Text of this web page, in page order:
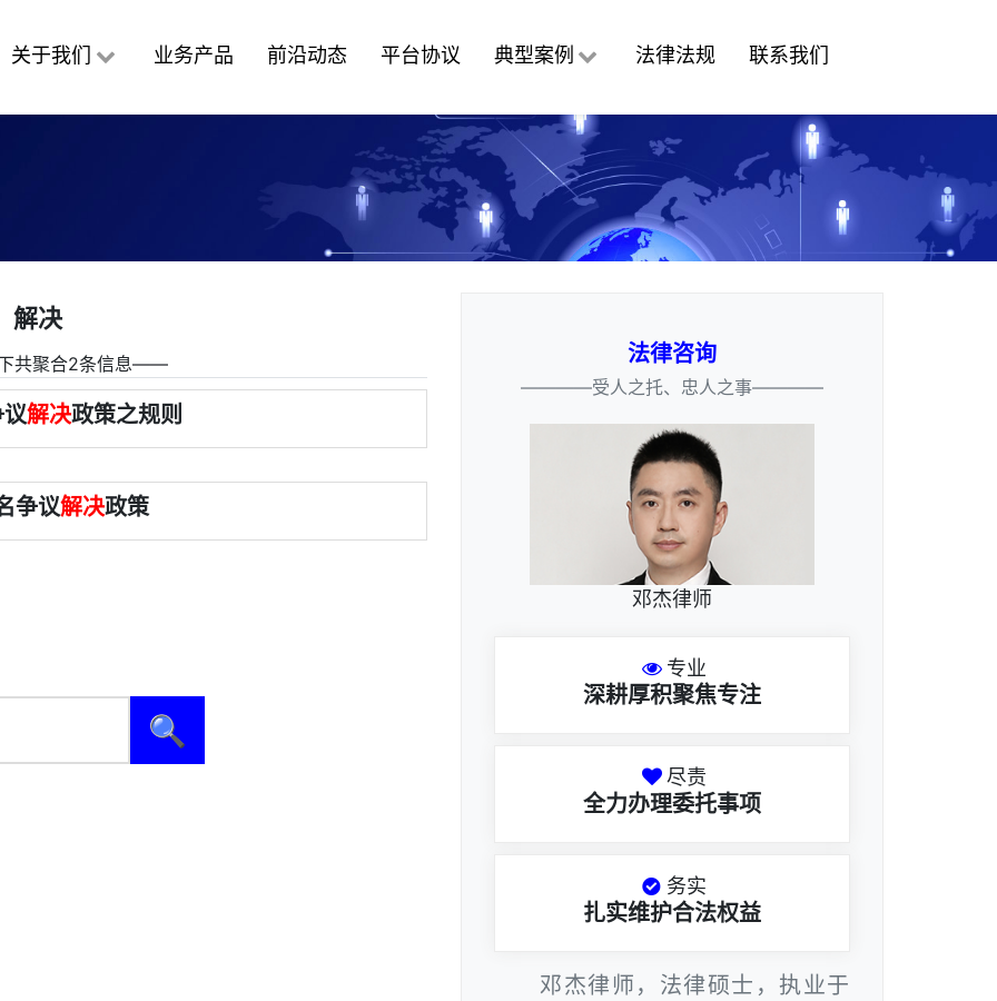
关于我们 业务产品 前沿动态 平台协议 典型案例 法律法规 联系我们
解决
共聚合2条信息――
解决政策之规则
争议解决政策
🔍
法律咨询
————受人之托、忠人之事————
邓杰律师
专业
深耕厚积聚焦专注
尽责
全力办理委托事项
务实
扎实维护合法权益
邓杰律师，法律硕士，执业于